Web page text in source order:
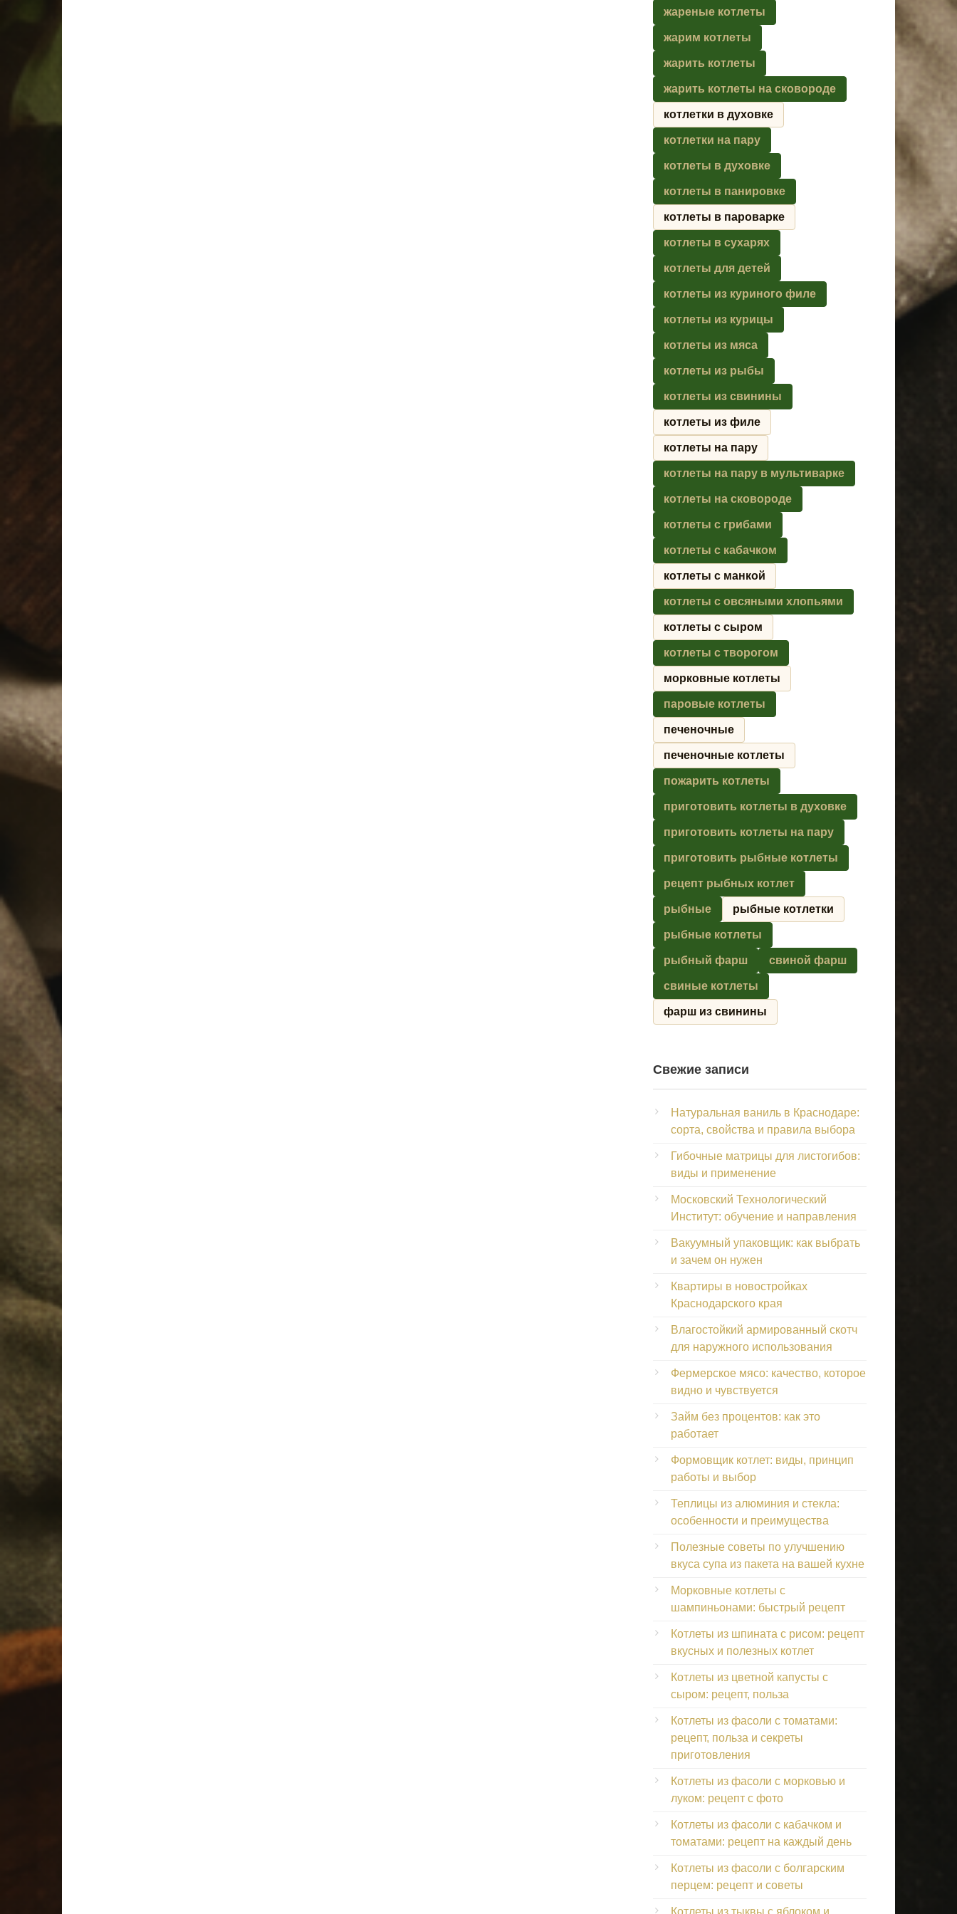
жареные котлеты
жарим котлеты
жарить котлеты
жарить котлеты на сковороде
котлетки в духовке
котлетки на пару
котлеты в духовке
котлеты в панировке
котлеты в пароварке
котлеты в сухарях
котлеты для детей
котлеты из куриного филе
котлеты из курицы
котлеты из мяса
котлеты из рыбы
котлеты из свинины
котлеты из филе
котлеты на пару
котлеты на пару в мультиварке
котлеты на сковороде
котлеты с грибами
котлеты с кабачком
котлеты с манкой
котлеты с овсяными хлопьями
котлеты с сыром
котлеты с творогом
морковные котлеты
паровые котлеты
печеночные
печеночные котлеты
пожарить котлеты
приготовить котлеты в духовке
приготовить котлеты на пару
приготовить рыбные котлеты
рецепт рыбных котлет
рыбные рыбные котлетки
рыбные котлеты
рыбный фарш свиной фарш
свиные котлеты
фарш из свинины
Свежие записи
Натуральная ваниль в Краснодаре:
сорта, свойства и правила выбора
Гибочные матрицы для листогибов:
виды и применение
Московский Технологический
Институт: обучение и направления
Вакуумный упаковщик: как выбрать
и зачем он нужен
Квартиры в новостройках
Краснодарского края
Влагостойкий армированный скотч
для наружного использования
Фермерское мясо: качество, которое
видно и чувствуется
Займ без процентов: как это
работает
Формовщик котлет: виды, принцип
работы и выбор
Теплицы из алюминия и стекла:
особенности и преимущества
Полезные советы по улучшению
вкуса супа из пакета на вашей кухне
Морковные котлеты с
шампиньонами: быстрый рецепт
Котлеты из шпината с рисом: рецепт
вкусных и полезных котлет
Котлеты из цветной капусты с
сыром: рецепт, польза
Котлеты из фасоли с томатами:
рецепт, польза и секреты
приготовления
Котлеты из фасоли с морковью и
луком: рецепт с фото
Котлеты из фасоли с кабачком и
томатами: рецепт на каждый день
Котлеты из фасоли с болгарским
перцем: рецепт и советы
Котлеты из тыквы с яблоком и